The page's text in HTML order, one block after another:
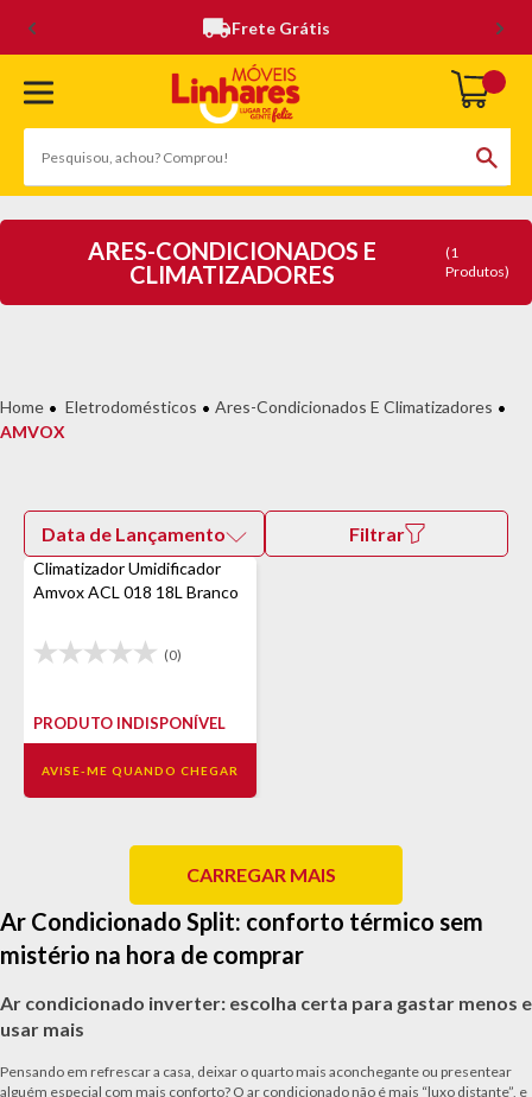
Frete Grátis
ARES-CONDICIONADOS E
CLIMATIZADORES
(1
Produtos)
Eletrodomésticos
Ares-Condicionados E Climatizadores
AMVOX
Data de Lançamento Filtrar
Climatizador Umidificador
Amvox ACL 018 18L Branco
(0)
PRODUTO INDISPONÍVEL
AVISE-ME QUANDO CHEGAR
CARREGAR MAIS
Ar Condicionado Split: conforto térmico sem
mistério na hora de comprar
Ar condicionado inverter: escolha certa para gastar menos e
usar mais
Pensando em refrescar a casa, deixar o quarto mais aconchegante ou presentear
alguém especial com mais conforto? O ar condicionado não é mais “luxo distante”, e